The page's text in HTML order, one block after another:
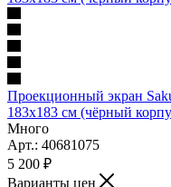
Проекционный экран
183x183 см (чёрный
Много
Арт.: 40681075
5 200 ₽
Варианты цен